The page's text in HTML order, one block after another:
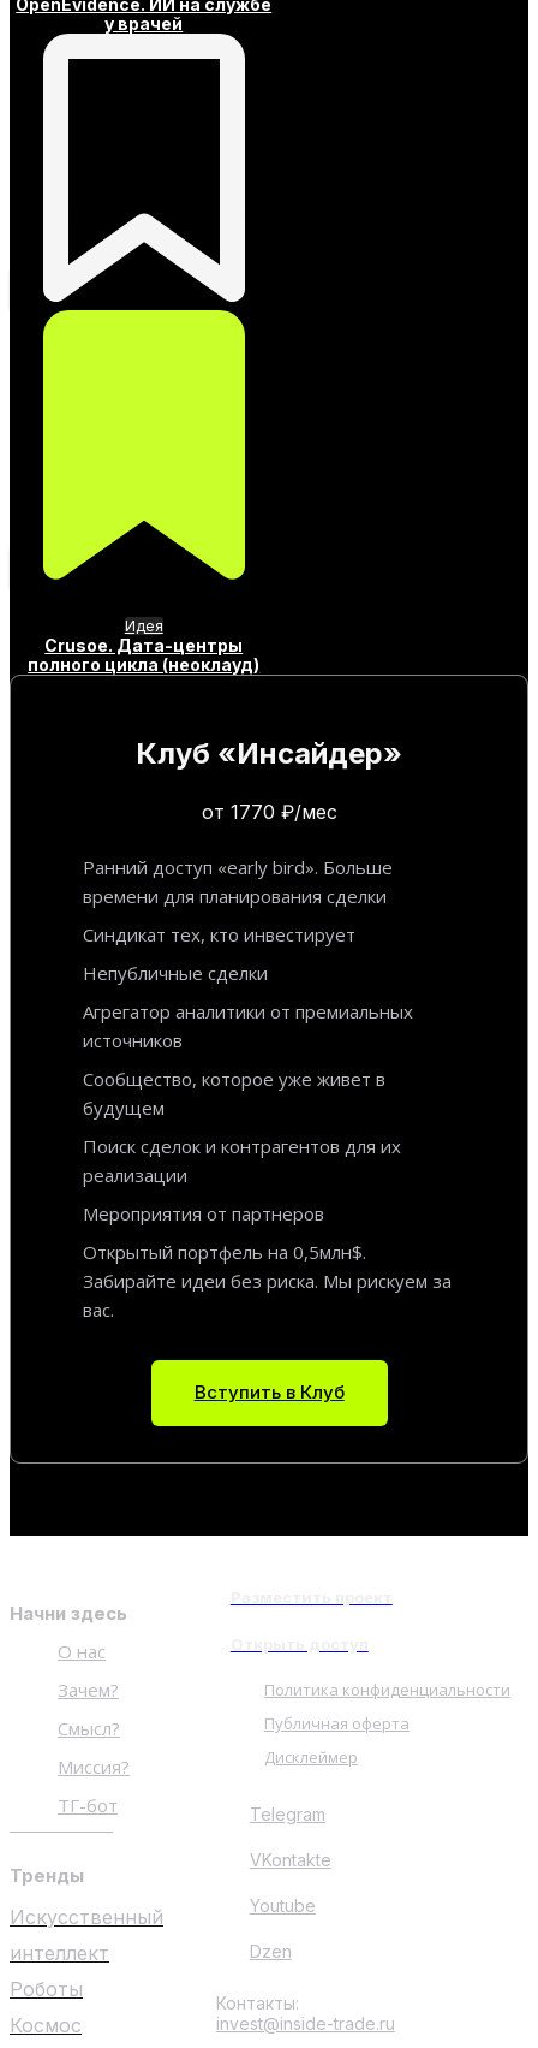
у врачей
Идея
Crusoe. Дата-центры
полного цикла (неоклауд)
Клуб «Инсайдер»
от 1770 ₽/мес
Ранний доступ «early bird». Больше
времени для планирования сделки
Синдикат тех, кто инвестирует
Непубличные сделки
Агрегатор аналитики от премиальных
источников
Сообщество, которое уже живет в
будущем
Поиск сделок и контрагентов для их
реализации
Мероприятия от партнеров
Открытый портфель на 0,5млн$.
Забирайте идеи без риска. Мы рискуем за
вас.
Вступить в Клуб
Начни здесь
О нас
Зачем?
Смысл?
Миссия?
ТГ-бот
Тренды
Искусственный
интеллект
Роботы
Космос
Политика конфиденциальности
Публичная оферта
Дисклеймер
Telegram
VKontakte
Youtube
Dzen
Контакты:
invest@inside-trade.ru